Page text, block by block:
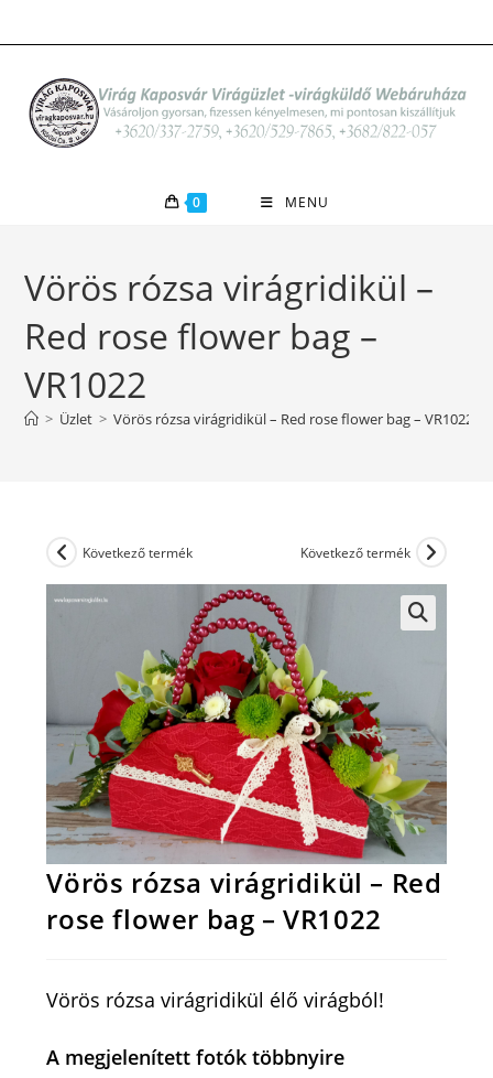
to
0 MENU
Vörös rózsa virágridikül –
Red rose flower bag –
VR1022
> Üzlet > Vörös rózsa virágridikül – Red rose flower bag – VR1022
Következő termék Következő termék
Vörös rózsa virágridikül – Red
rose flower bag – VR1022
Vörös rózsa virágridikül élő virágból!
A megjelenített fotók többnyire